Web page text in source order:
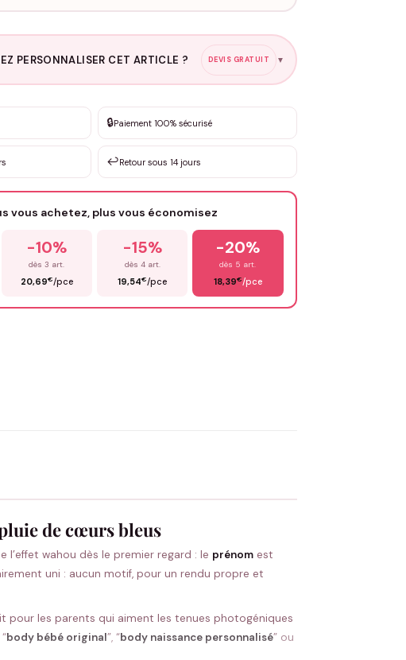
PERSONNALISER CET ARTICLE ? DEVIS GRATUIT ▼
sur mesure
· Personnalisation de 3 à 10€ selon la demande
?
🔒Paiement 100% sécurisé
↩️Retour sous 14 jours
vous achetez, plus vous économisez
-10%
dès 3 art.
20,69€/pce
-15%
dès 4 art.
19,54€/pce
-20%
dès 5 art.
18,39€/pce
de cœurs bleus
l’effet wahou dès le premier regard : le prénom est
uni : aucun motif, pour un rendu propre et
pour les parents qui aiment les tenues photogéniques
body bébé original”, “body naissance personnalisé” ou